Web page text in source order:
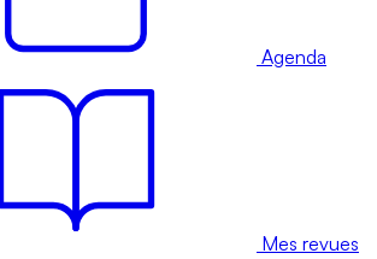
Agenda
Mes revues